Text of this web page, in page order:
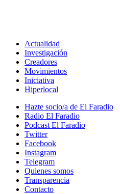
Actualidad
Investigación
Creadores
Movimientos
Iniciativa
Hiperlocal
Hazte socio/a de El Faradio
Radio El Faradio
Podcast El Faradio
Twitter
Facebook
Instagram
Telegram
Quienes somos
Transparencia
Contacto